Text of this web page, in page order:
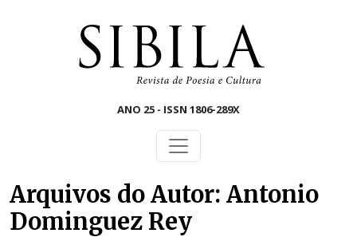
ANO 25 - ISSN 1806-289X
Arquivos do Autor: Antonio
Dominguez Rey